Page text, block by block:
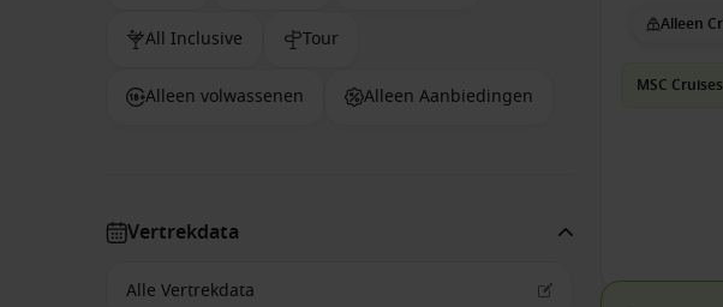
All Inclusive Tour
Alleen volwassenen Alleen Aanbiedingen
Vertrekdata
Alleen
MSC